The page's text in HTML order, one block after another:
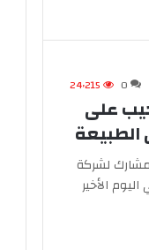
0 24٬215
على
الطبيعة
لشركة
“بيوميميكري 3.8″، في اليوم الأخير